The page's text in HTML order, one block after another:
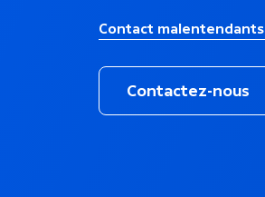
q
u
e
a
n
Contact malentendants
Contactez-nous